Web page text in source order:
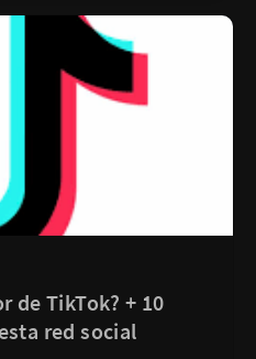
de TikTok? + 10
red social